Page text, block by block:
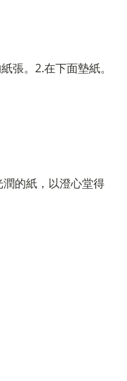
張。2.在下面墊紙。
的紙，以澄心堂得